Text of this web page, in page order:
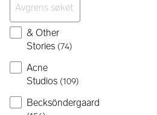
& Other
Stories (74)
Acne
Studios (109)
Becksöndergaard